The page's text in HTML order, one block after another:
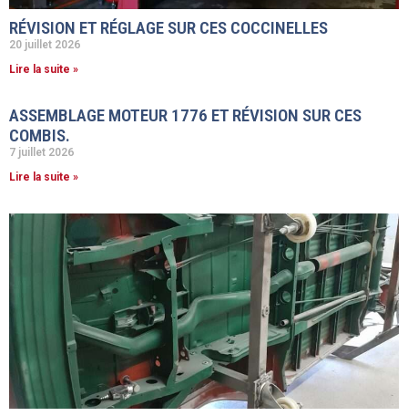
RÉVISION ET RÉGLAGE SUR CES COCCINELLES
20 juillet 2026
Lire la suite »
ASSEMBLAGE MOTEUR 1776 ET RÉVISION SUR CES
COMBIS.
7 juillet 2026
Lire la suite »